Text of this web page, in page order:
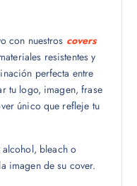
con nuestros covers
resistentes y
perfecta entre
tu logo, imagen, frase
único que refleje tu
bleach o
imagen de su cover.